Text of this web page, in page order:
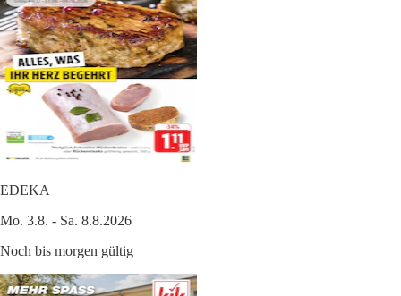
EDEKA
Mo. 3.8. - Sa. 8.8.2026
Noch bis morgen gültig